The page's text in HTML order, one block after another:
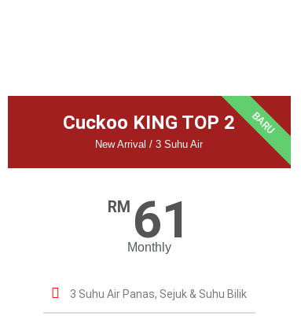
Cuckoo KING TOP 2
New Arrival / 3 Suhu Air
RM 61
Monthly
3 Suhu Air Panas, Sejuk & Suhu Bilik
BARU